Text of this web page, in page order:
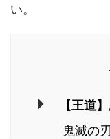
い。
【王道
鬼滅の刃